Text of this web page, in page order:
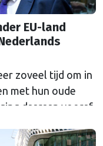
EU-land
zoveel tijd om in
met hun oude
daaraan vooraf.